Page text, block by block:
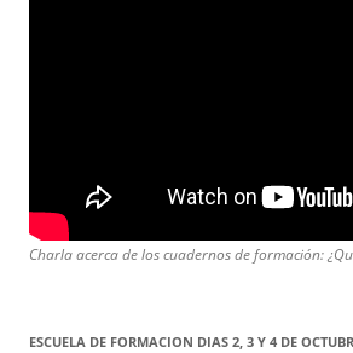
Charla acerca de los cuadernos de formación:
ESCUELA DE FORMACION DIAS 2, 3 Y 4 DE